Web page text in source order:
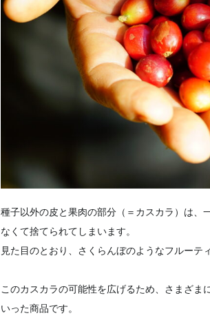
種子以外の皮と果肉の部分（＝カスカラ）は、
なくて捨てられてしまいます。
見た目のとおり、さくらんぼのようなフルーテ
このカスカラの可能性を広げるため、さまざま
いった商品です。